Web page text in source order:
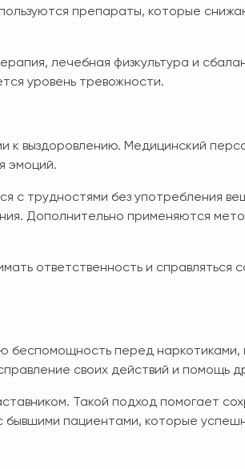
препараты, которые
лечебная физкультура и
уровень тревожности.
к выздоровлению. Медицинский
эмоций.
с трудностями без употребления
Дополнительно применяются
ответственность и справляться
беспомощность перед
своих действий и помощь
Такой подход помогает
бывшими пациентами, которые